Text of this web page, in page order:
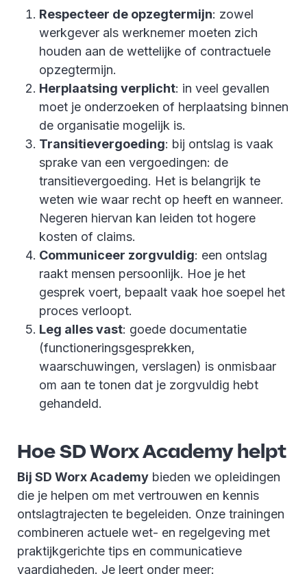
Respecteer de opzegtermijn: zowel
werkgever als werknemer moeten zich
houden aan de wettelijke of contractuele
opzegtermijn.
Herplaatsing verplicht: in veel gevallen
moet je onderzoeken of herplaatsing binnen
de organisatie mogelijk is.
Transitievergoeding: bij ontslag is vaak
sprake van een vergoedingen: de
transitievergoeding. Het is belangrijk te
weten wie waar recht op heeft en wanneer.
Negeren hiervan kan leiden tot hogere
kosten of claims.
Communiceer zorgvuldig: een ontslag
raakt mensen persoonlijk. Hoe je het
gesprek voert, bepaalt vaak hoe soepel het
proces verloopt.
Leg alles vast: goede documentatie
(functioneringsgesprekken,
waarschuwingen, verslagen) is onmisbaar
om aan te tonen dat je zorgvuldig hebt
gehandeld.
Hoe SD Worx Academy helpt
Bij SD Worx Academy bieden we opleidingen
die je helpen om met vertrouwen en kennis
ontslagtrajecten te begeleiden. Onze trainingen
combineren actuele wet- en regelgeving met
praktijkgerichte tips en communicatieve
vaardigheden. Je leert onder meer: